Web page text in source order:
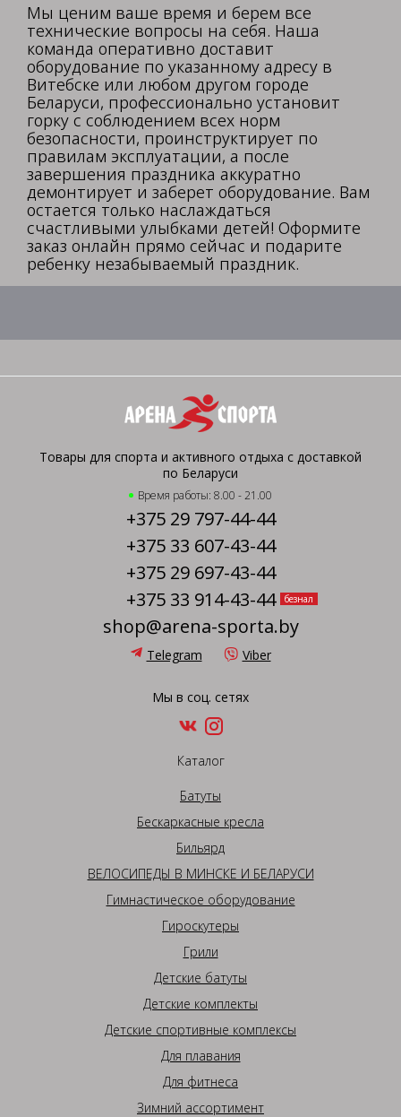
Мы ценим ваше время и берем все
технические вопросы на себя. Наша
команда оперативно доставит
оборудование по указанному адресу в
Витебске или любом другом городе
Беларуси, профессионально установит
горку с соблюдением всех норм
безопасности, проинструктирует по
правилам эксплуатации, а после
завершения праздника аккуратно
демонтирует и заберет оборудование. Вам
остается только наслаждаться
счастливыми улыбками детей! Оформите
заказ онлайн прямо сейчас и подарите
ребенку незабываемый праздник.
Товары для спорта и активного отдыха с доставкой
по Беларуси
Время работы: 8.00 - 21.00
+375 29 797-44-44
+375 33 607-43-44
+375 29 697-43-44
+375 33 914-43-44
безнал
shop@arena-sporta.by
Telegram Viber
Мы в соц. сетях
Каталог
Батуты
Бескаркасные кресла
Бильярд
ВЕЛОСИПЕДЫ В МИНСКЕ И БЕЛАРУСИ
Гимнастическое оборудование
Гироскутеры
Грили
Детские батуты
Детские комплекты
Детские спортивные комплексы
Для плавания
Для фитнеса
Зимний ассортимент